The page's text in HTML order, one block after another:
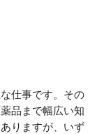
仕事です。その
品まで幅広い知
りますが、いず